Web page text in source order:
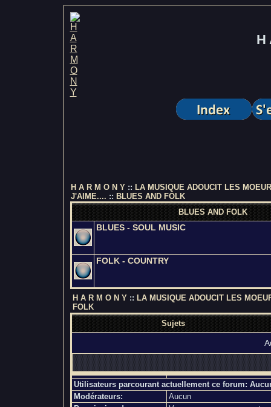
H
H A R M O N Y:: LA MUSIQUE ADOUCIT LES
J'AIME.... :: BLUES AND FOLK
BLUES AND FOLK
BLUES - SOUL MUSIC
FOLK - COUNTRY
H A R M O N Y:: LA MUSIQUE ADOUCIT LES
FOLK
Sujets
Utilisateurs parcourant actuellement ce forum:
Modérateurs:
Aucun